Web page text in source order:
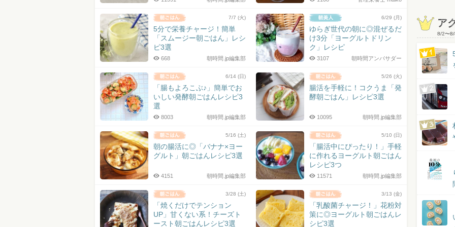
7/7 (火)
5分で栄養チャージ！簡単
「スムージー朝ごはん」レシ
ピ3選
朝時間.jp編集部
668
6/29 (月)
ゆらぎ世代の朝に◎混ぜるだ
け3分「ヨーグルトドリン
ク」レシピ
朝時間アンバサダー
3107
6/14 (日)
「腸もよろこぶ♪」簡単でお
いしい発酵朝ごはんレシピ3
選
朝時間.jp編集部
8003
5/26 (火)
腸活を手軽に！コクうま「発
酵朝ごはん」レシピ3選
朝時間.jp編集部
10095
5/16 (土)
朝の腸活に◎「バナナ×ヨー
グルト」朝ごはんレシピ3選
朝時間.jp編集部
4151
5/10 (日)
「腸活中にぴったり！」手軽
に作れるヨーグルト朝ごはん
レシピ3つ
朝時間.jp編集部
11571
3/28 (土)
「焼くだけでテンション
UP」甘くない系！チーズト
ースト朝ごはんレシピ3選
3/13 (金)
「乳酸菌チャージ！」花粉対
策に◎ヨーグルト朝ごはんレ
シピ3選
ア
8/2〜